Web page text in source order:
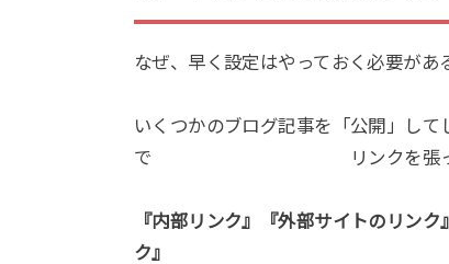
なぜ、早く設定はやっておく必要があ
いくつかのブログ記事を「公開」し
で リンクを張った後でパ
『内部リンク』『外部サイトのリン
ク』